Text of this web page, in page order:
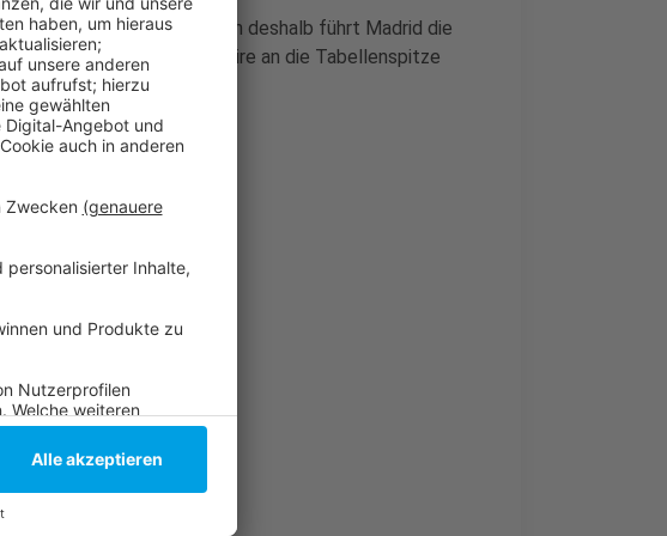
Saisonniederlage, auch deshalb führt Madrid die
Mit einem Sieg kann sich Fire an die Tabellenspitze
19 Uhr.